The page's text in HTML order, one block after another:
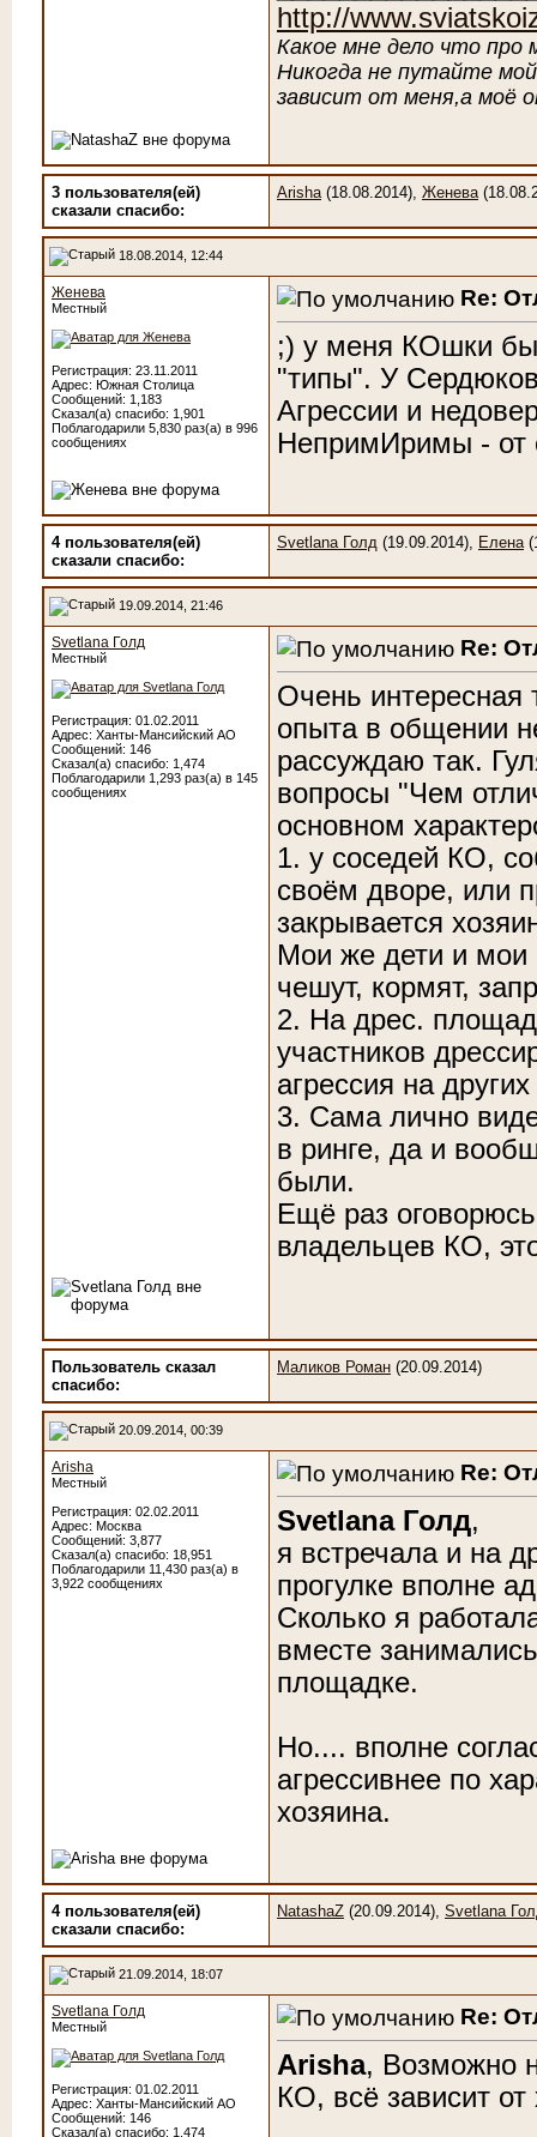
http://
Какое мне дело что про
Никогда не путайте
зависит от меня,а моё
3 пользователя(ей)
сказали cпасибо:
Arisha(18.08.2014), Женева
18.08.2014, 12:44
Женева
Местный
Регистрация: 23.11.2011
Адрес: Южная Столица
Сообщений: 1,183
Сказал(а) спасибо: 1,901
Поблагодарили 5,830 раз(а) в 996
сообщениях
Re:
;) у меня КОшки
"типы". У
Агрессии и
НепримИримы - от
4 пользователя(ей)
сказали cпасибо:
Svetlana Голд (19.09.2014), Елена
19.09.2014, 21:46
Svetlana Голд
Местный
Регистрация: 01.02.2011
Адрес: Ханты-Мансийский АО
Сообщений: 146
Сказал(а) спасибо: 1,474
Поблагодарили 1,293 раз(а) в 145
сообщениях
Re:
Очень интересная
опыта в общении
рассуждаю так.
вопросы "Чем
основном
1. у соседей КО,
своём дворе, или
закрывается
Мои же дети и мои
чешут, кормят,
2. На дрес.
участников
агрессия на
3. Сама лично
в ринге, да и
были.
Ещё раз
владельцев КО,
Пользователь сказал
cпасибо:
Маликов Роман (20.09.2014)
20.09.2014, 00:39
Arisha
Местный
Регистрация: 02.02.2011
Адрес: Москва
Сообщений: 3,877
Сказал(а) спасибо: 18,951
Поблагодарили 11,430 раз(а) в
3,922 сообщениях
Re:
Svetlana Голд,
я встречала и на
прогулке вполне
Сколько я
вместе
площадке.
Но.... вполне
агрессивнее по
хозяина.
4 пользователя(ей)
сказали cпасибо:
NatashaZ (20.09.2014), Svetlana
21.09.2014, 18:07
Svetlana Голд
Местный
Регистрация: 01.02.2011
Адрес: Ханты-Мансийский АО
Сообщений: 146
Сказал(а) спасибо: 1,474
Re:
Arisha, Возможно
КО, всё зависит